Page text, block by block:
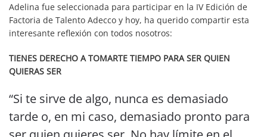
Adelina fue seleccionada para participar en la IV Edición de
Factoria de Talento Adecco y hoy, ha querido compartir esta
interesante reflexión con todos nosotros:
TIENES DERECHO A TOMARTE TIEMPO PARA SER QUIEN
QUIERAS SER
“Si te sirve de algo, nunca es demasiado
tarde o, en mi caso, demasiado pronto para